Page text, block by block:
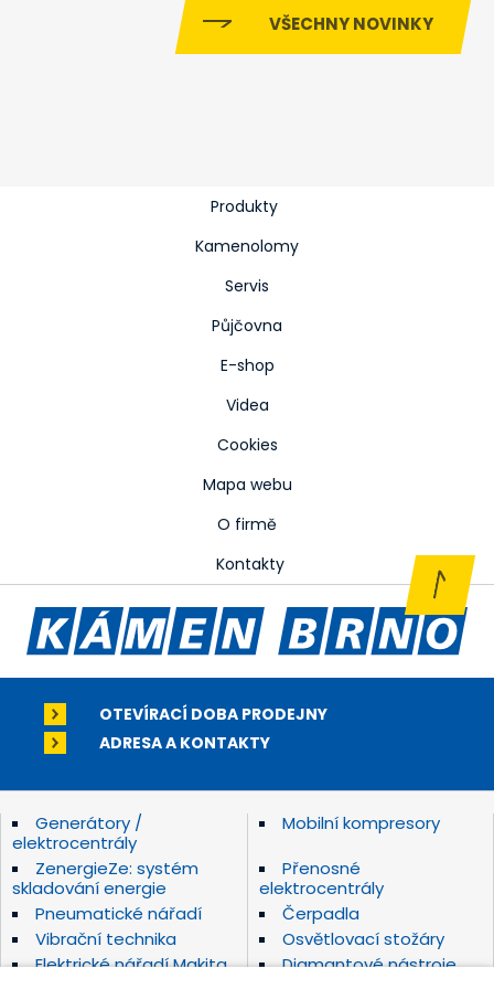
VŠECHNY NOVINKY
Produkty
Kamenolomy
Servis
Půjčovna
E-shop
Videa
Cookies
Mapa webu
O firmě
Kontakty
OTEVÍRACÍ DOBA PRODEJNY
ADRESA A KONTAKTY
Generátory /
elektrocentrály
Mobilní kompresory
ZenergieZe: systém
skladování energie
Přenosné
elektrocentrály
Pneumatické nářadí
Čerpadla
Vibrační technika
Osvětlovací stožáry
Elektrické nářadí Makita
Diamantové nástroje